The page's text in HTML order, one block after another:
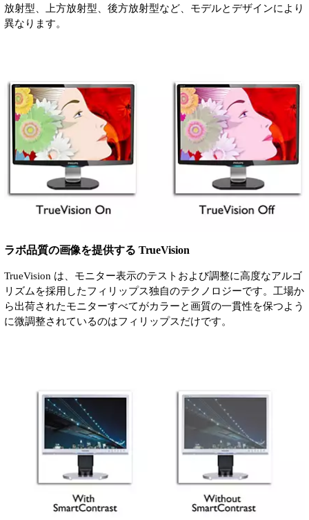
放射型、上方放射型、後方放射型など、モデルとデザインにより
異なります。
ラボ品質の画像を提供する TrueVision
TrueVision は、モニター表示のテストおよび調整に高度なアルゴ
リズムを採用したフィリップス独自のテクノロジーです。工場か
ら出荷されたモニターすべてがカラーと画質の一貫性を保つよう
に微調整されているのはフィリップスだけです。